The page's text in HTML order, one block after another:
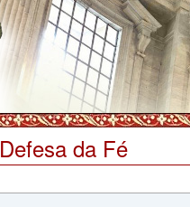
Defesa da Fé